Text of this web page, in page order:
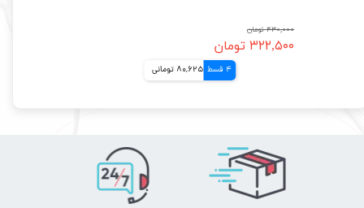
۴۳۰,۰۰۰ تومان
۳۲۲,۵۰۰ تومان
4 قسط 80,625 تومانی